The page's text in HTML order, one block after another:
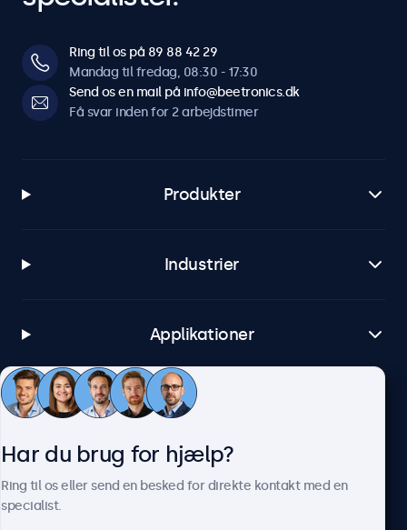
Ring til os på 89 88 42 29
Mandag til fredag, 08:30 - 17:30
Send os en mail på info@beetronics.dk
Få svar inden for 2 arbejdstimer
Produkter
Industrier
Applikationer
Kundeservice
Har du brug for hjælp?
Ring til os eller send en besked for direkte kontakt med en
specialist.